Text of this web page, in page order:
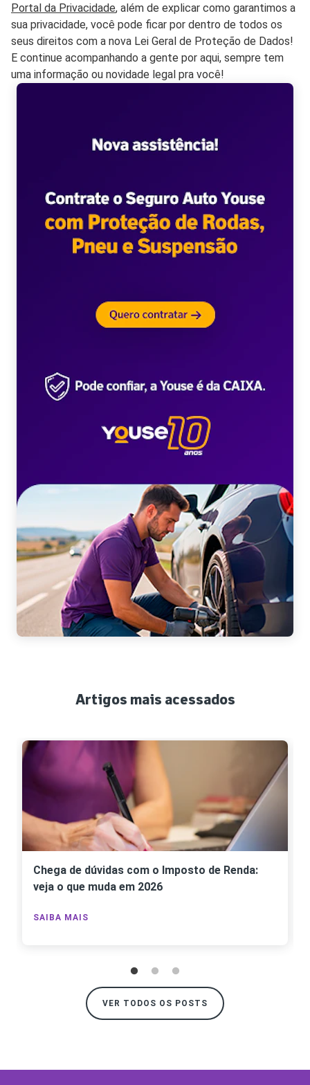
Portal da Privacidade, além de explicar como garantimos a
sua privacidade, você pode ficar por dentro de todos os
seus direitos com a nova Lei Geral de Proteção de Dados!
E continue acompanhando a gente por aqui, sempre tem
uma informação ou novidade legal pra você!
Artigos mais acessados
Chega de dúvidas com o Imposto de Renda:
veja o que muda em 2026
SAIBA MAIS
VER TODOS OS POSTS